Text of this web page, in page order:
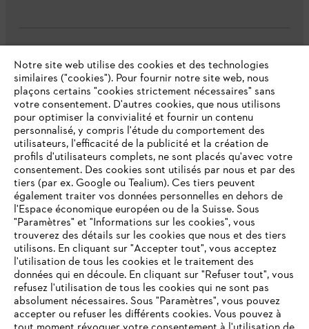
L'Entreprise
Questions fréquentes
Service
Politique de protection des données
Mentions légales Cookies
Informations juridiques
VOTRE NAVIGATEUR INTERNET
N'EST PLUS PRIS EN CHARGE
Vous utilisez un navigateur Internet que nous ne prenons plus
en charge, et certaines fonctionnalités de notre site ne
peuvent fonctionner correctement. Pour une utilisation
Notre site web utilise des cookies et des technologies
similaires ("cookies"). Pour fournir notre site web, nous
plaçons certains "cookies strictement nécessaires" sans
votre consentement. D'autres cookies, que nous utilisons
pour optimiser la convivialité et fournir un contenu
personnalisé, y compris l'étude du comportement des
utilisateurs, l'efficacité de la publicité et la création de
profils d'utilisateurs complets, ne sont placés qu'avec votre
consentement. Des cookies sont utilisés par nous et par des
tiers (par ex. Google ou Tealium). Ces tiers peuvent
également traiter vos données personnelles en dehors de
l'Espace économique européen ou de la Suisse. Sous
"Paramètres" et "Informations sur les cookies", vous
trouverez des détails sur les cookies que nous et des tiers
utilisons. En cliquant sur "Accepter tout", vous acceptez
l'utilisation de tous les cookies et le traitement des
données qui en découle. En cliquant sur "Refuser tout", vous
refusez l'utilisation de tous les cookies qui ne sont pas
absolument nécessaires. Sous "Paramètres", vous pouvez
accepter ou refuser les différents cookies. Vous pouvez à